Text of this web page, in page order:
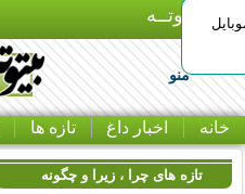
بـیتوتــه
منو
خانه اخبار داغ تازه ها
تازه های چرا ، زیرا و چگونه